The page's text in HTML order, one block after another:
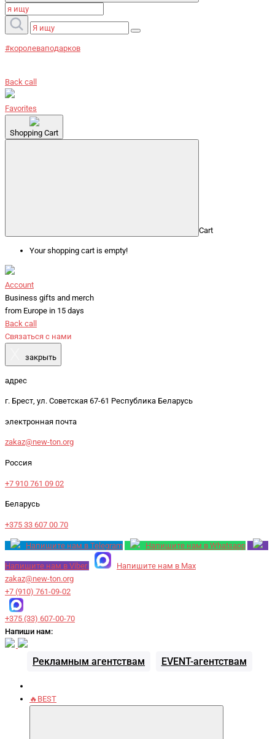
#королеваподарков
Back call
Favorites
Shopping Cart
Cart
Your shopping cart is empty!
Account
Business gifts and merch
from Europe in 15 days
Back call
Связаться с нами
закрыть
адрес
г. Брест, ул. Советская 67-61 Республика Беларусь
электронная почта
zakaz@new-ton.org
Россия
+7 910 761 09 02
Беларусь
+375 33 607 00 70
Напишите нам в Telegram Напишите нам в Whatsapp
Напишите нам в Viber
Напишите нам в Max
zakaz@new-ton.org
+7 (910) 761-09-02
+375 (33) 607-00-70
Напиши нам:
Рекламным агентствам EVENT-агентствам
🔥BEST